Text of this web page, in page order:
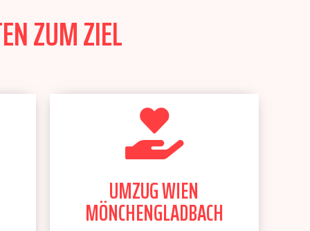
ZUM ZIEL
UMZUG WIEN
MÖNCHENGLADBACH